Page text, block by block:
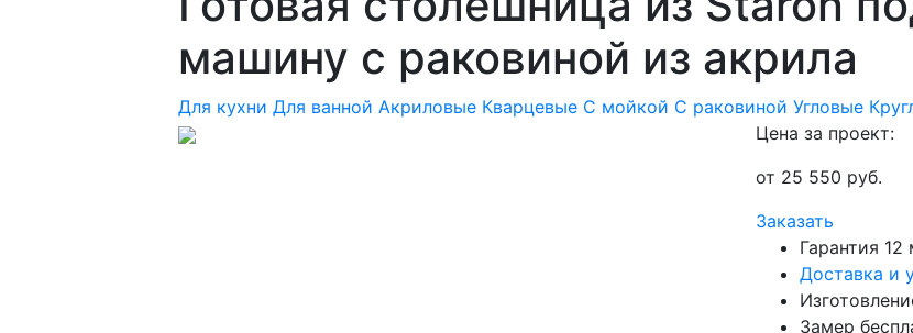
машину с раковиной из акрила
Для кухни Для ванной Акриловые Кварцевые С мойкой С раковиной Угловые
Цена за проект:
от 25 550 руб.
Заказать
Гарантия 12
Доставка и
Замер